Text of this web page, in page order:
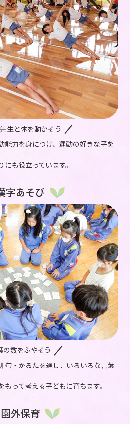
生と体を動かそう
能力を身につけ、運動の好きな子を
も役立っています。
字あそび
の数をふやそう
句・かるたを通し、いろいろな言葉
って考える子どもに育ちます。
園外保育